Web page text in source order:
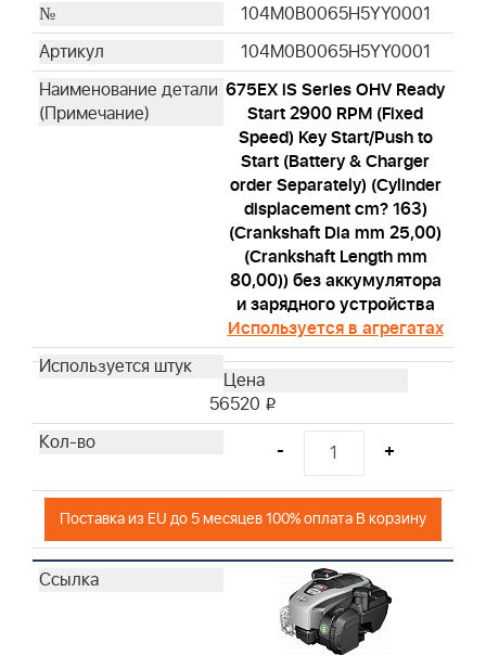
104M0B0065H5YY0001
104M0B0065H5YY0001
675EX iS Series OHV Ready
Start 2900 RPM (Fixed
Speed) Key Start/Push to
Start (Battery & Charger
order Separately) (Cylinder
displacement cm? 163)
(Crankshaft Dia mm 25,00)
(Crankshaft Length mm
80,00)) без аккумулятора
и зарядного устройства
Используется в агрегатах
56520 i
- +
Поставка из EU до 5 месяцев 100% оплата В корзину